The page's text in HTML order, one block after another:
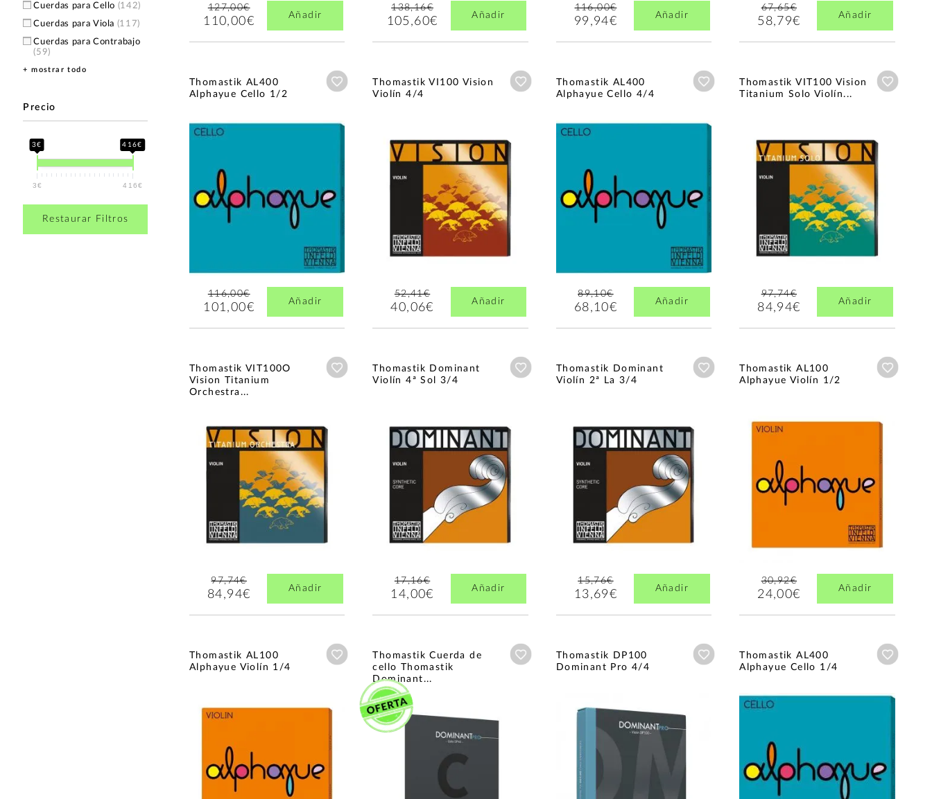
Cuerdas para Cello (142)
Cuerdas para Viola (117)
Cuerdas para Contrabajo
(59)
Cuerda para bajo
+ mostrar todo
Precio
3€ 416€
3€ 416€
Restaurar Filtros
127,00€
110,00€ Añadir
138,16€
105,60€ Añadir
116,00€
99,94€ Añadir
67,65€
58,79€ Añadir
Thomastik AL400
Alphayue Cello 1/2
Añadir a wishlist
116,00€
101,00€ Añadir
Thomastik VI100 Vision
Violín 4/4
Añadir a wishlist
52,41€
40,06€ Añadir
Thomastik AL400
Alphayue Cello 4/4
Añadir a wishlist
89,10€
68,10€ Añadir
Thomastik VIT100 Vision
Titanium Solo Violín...
97,74€
84,94€ Añadir
Thomastik VIT100O
Vision Titanium
Orchestra...
Añadir a wishlist
97,74€
84,94€ Añadir
Thomastik Dominant
Violín 4ª Sol 3/4
Añadir a wishlist
17,16€
14,00€ Añadir
Thomastik Dominant
Violín 2ª La 3/4
Añadir a wishlist
15,76€
13,69€ Añadir
Thomastik AL100
Alphayue Violín 1/2
30,92€
24,00€ Añadir
Thomastik AL100
Alphayue Violín 1/4
Añadir a wishlist
Thomastik Cuerda de
cello Thomastik
Dominant...
Añadir a wishlist
Thomastik DP100
Dominant Pro 4/4
Añadir a wishlist
Thomastik AL400
Alphayue Cello 1/4